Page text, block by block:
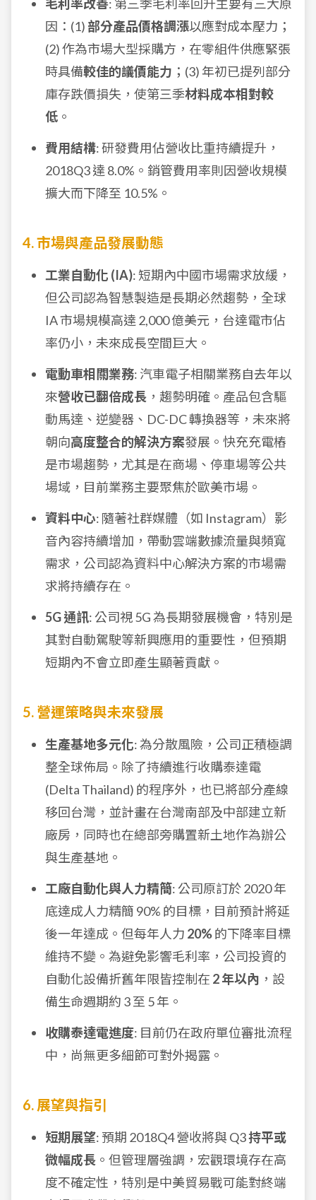
毛利率改善: 第三季毛利率回升主要有三大原
因：(1) 部分產品價格調漲以應對成本壓力；
(2) 作為市場大型採購方，在零組件供應緊張
時具備較佳的議價能力 ；(3) 年初已提列部分
庫存跌價損失，使第三季材料成本相對較
低 。
費用結構: 研發費用佔營收比重持續提升，
2018Q3 達 8.0%。銷管費用率則因營收規模
擴大而下降至 10.5%。
4. 市場與產品發展動態
工業自動化 (IA): 短期內中國市場需求放緩，
但公司認為智慧製造是長期必然趨勢，全球
IA 市場規模高達 2,000 億美元，台達電市佔
率仍小，未來成長空間巨大。
電動車相關業務: 汽車電子相關業務自去年以
來營收已翻倍成長 ，趨勢明確。產品包含驅
動馬達、逆變器、DC-DC 轉換器等，未來將
朝向高度整合的解決方案發展。快充充電樁
是市場趨勢，尤其是在商場、停車場等公共
場域，目前業務主要聚焦於歐美市場。
資料中心: 隨著社群媒體（如 Instagram）影
音內容持續增加，帶動雲端數據流量與頻寬
需求，公司認為資料中心解決方案的市場需
求將持續存在。
5G 通訊: 公司視 5G 為長期發展機會，特別是
其對自動駕駛等新興應用的重要性，但預期
短期內不會立即產生顯著貢獻。
5. 營運策略與未來發展
生產基地多元化: 為分散風險，公司正積極調
整全球佈局。除了持續進行收購泰達電
(Delta Thailand) 的程序外，也已將部分產線
移回台灣，並計畫在台灣南部及中部建立新
廠房，同時也在總部旁購置新土地作為辦公
與生產基地。
工廠自動化與人力精簡: 公司原訂於 2020 年
底達成人力精簡 90% 的目標，目前預計將延
後一年達成。但每年人力 20%的下降率目標
維持不變。為避免影響毛利率，公司投資的
自動化設備折舊年限皆控制在 2 年以內 ，設
備生命週期約 3 至 5 年。
收購泰達電進度: 目前仍在政府單位審批流程
中，尚無更多細節可對外揭露。
6. 展望與指引
短期展望: 預期 2018Q4 營收將與 Q3持平或
微幅成長 。但管理層強調，宏觀環境存在高
度不確定性，特別是中美貿易戰可能對終端